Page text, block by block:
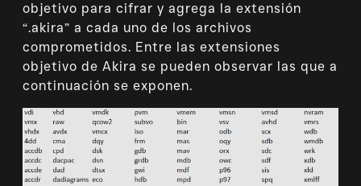
objetivo para cifrar y agrega la extensión
“.akira” a cada uno de los archivos
comprometidos. Entre las extensiones
objetivo de Akira se pueden observar las que a
continuación se exponen.